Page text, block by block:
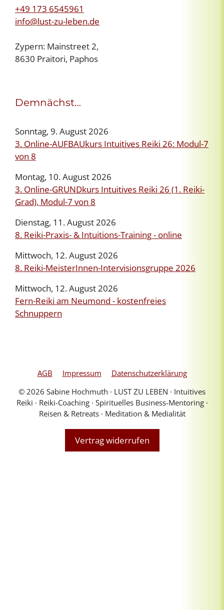
+49 173 6545961
info@lust-zu-leben.de
Zypern: Mainstreet 2,
8630 Praitori, Paphos
Demnächst…
Sonntag, 9. August 2026
3. Online-AUFBAUkurs Intuitives Reiki 26: Modul-7
von 8
Montag, 10. August 2026
3. Online-GRUNDkurs Intuitives Reiki 26 (1. Reiki-
Grad), Modul-7 von 8
Dienstag, 11. August 2026
8. Reiki-Praxis- & Intuitions-Training - online
Mittwoch, 12. August 2026
8. Reiki-MeisterInnen-Intervisionsgruppe 2026
Mittwoch, 12. August 2026
Fern-Reiki am Neumond - kostenfreies
Schnuppern
AGB Impressum
Datenschutzerklärung
© 2026 Sabine Hochmuth ∙ LUST ZU LEBEN ∙ Intuitives
Reiki ∙ Reiki-Coaching ∙ Spirituelles Business-Mentoring ∙
Reisen & Retreats ∙ Meditation & Medialität
Vertrag widerrufen